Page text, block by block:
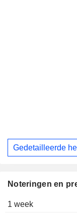
Gedetailleerde
Noteringen en
1 week